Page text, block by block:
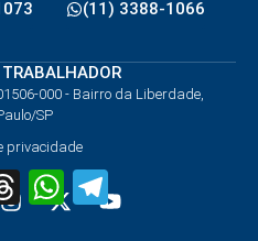
(11) 3388-1066
000 - Bairro da Liberdade,
SP
privacidade
ThreadsWhatsApp